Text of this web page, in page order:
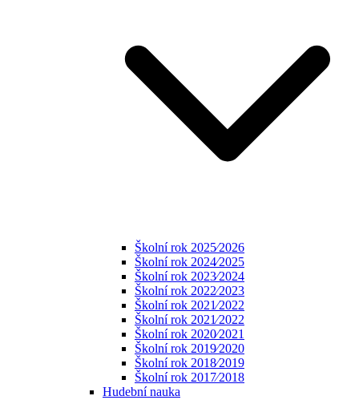
Školní rok 2025⁄2026
Školní rok 2024⁄2025
Školní rok 2023⁄2024
Školní rok 2022⁄2023
Školní rok 2021⁄2022
Školní rok 2021⁄2022
Školní rok 2020⁄2021
Školní rok 2019⁄2020
Školní rok 2018⁄2019
Školní rok 2017⁄2018
Hudební nauka